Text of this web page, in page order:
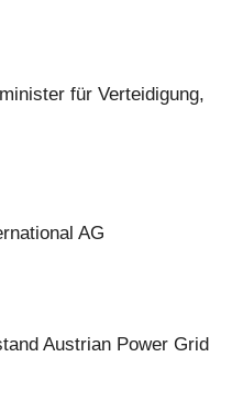
für Verteidigung,
AG
Austrian Power Grid